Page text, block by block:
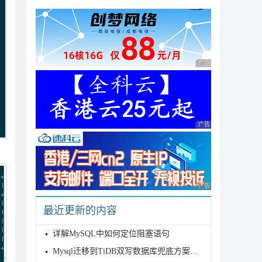
广告 商业广告，理性
广告 商业广告，理性
广告 商业广告，理性
最近更新的内容
详解MySQL中如何定位阻塞语句
Mysql迁移到TiDB双写数据库兜底方案详解